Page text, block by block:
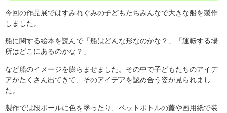
今回の作品展ではすみれぐみの子どもたちみんなで大きな船を製作
しました。
船に関する絵本を読んで「船はどんな形なのかな？」「運転する場
所はどこにあるのかな？」
など船のイメージを膨らませました。その中で子どもたちのアイデ
アがたくさん出てきて、そのアイデアを認め合う姿が見られまし
た。
製作では段ボールに色を塗ったり、ペットボトルの蓋や画用紙で装